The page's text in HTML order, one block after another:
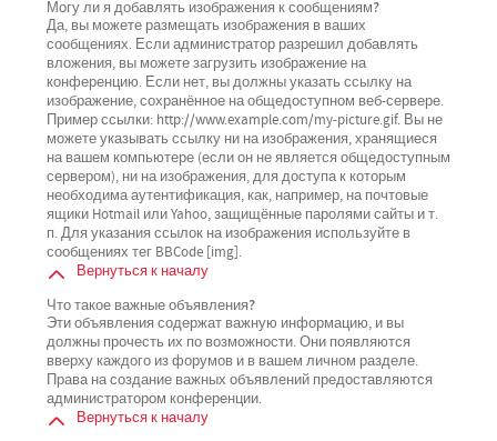
Могу ли я добавлять изображения к сообщениям?
Да, вы можете размещать изображения в ваших
сообщениях. Если администратор разрешил добавлять
вложения, вы можете загрузить изображение на
конференцию. Если нет, вы должны указать ссылку на
изображение, сохранённое на общедоступном веб-сервере.
Пример ссылки: http://www.example.com/my-picture.gif. Вы не
можете указывать ссылку ни на изображения, хранящиеся
на вашем компьютере (если он не является общедоступным
сервером), ни на изображения, для доступа к которым
необходима аутентификация, как, например, на почтовые
ящики Hotmail или Yahoo, защищённые паролями сайты и т.
п. Для указания ссылок на изображения используйте в
сообщениях тег BBCode [img].
Вернуться к началу
Что такое важные объявления?
Эти объявления содержат важную информацию, и вы
должны прочесть их по возможности. Они появляются
вверху каждого из форумов и в вашем личном разделе.
Права на создание важных объявлений предоставляются
администратором конференции.
Вернуться к началу